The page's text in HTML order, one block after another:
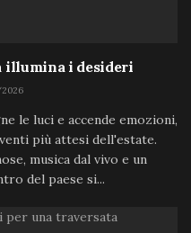
illumina i desideri
le luci e accende emozioni,
più attesi dell'estate.
musica dal vivo e un
del paese si...